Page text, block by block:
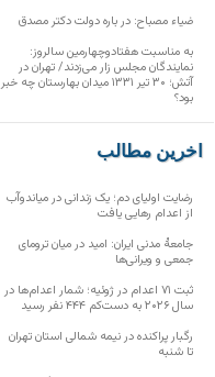
ضیاء مصباح: در باره دولت دکتر مصدق
به مناسبت هفتادوچهارمین سالروز:
نمایندگان مجلس زار می‌زدند/ تهران در
آتش؛ ۳۰ تیر ۱۳۳۱ میدان بهارستان چه خبر
بود؟
آخرین مطالب
رضایت اولیای دم؛ یک زندانی در میاندوآب
از اعدام رهایی یافت
جامعهٔ مدنی ایران: امید در میان ترومای
جمعی و ویرانی‌ها
ثبت ۷۱ اعدام در ژوئیه؛ شمار اعدام‌ها در
سال ۲۰۲۶ به دست‌کم ۴۴۴ نفر رسید
رگبار پراکنده در نیمه شمالی استان تهران
تا شنبه